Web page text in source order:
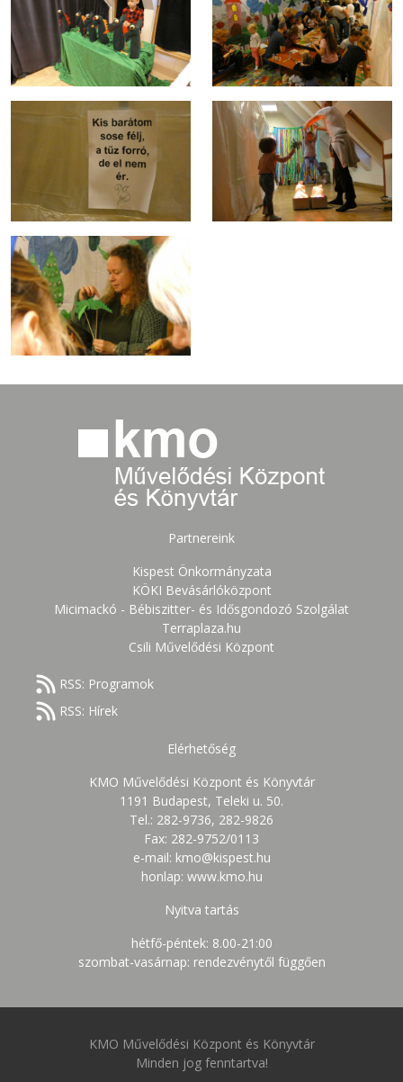
Partnereink
Kispest Önkormányzata
KÖKI Bevásárlóközpont
Micimackó - Bébiszitter- és Idősgondozó Szolgálat
Terraplaza.hu
Csili Művelődési Központ
RSS: Programok
RSS: Hírek
Elérhetőség
KMO Művelődési Központ és Könyvtár
1191 Budapest, Teleki u. 50.
Tel.: 282-9736, 282-9826
Fax: 282-9752/0113
e-mail: kmo@kispest.hu
honlap: www.kmo.hu
Nyitva tartás
hétfő-péntek: 8.00-21:00
szombat-vasárnap: rendezvénytől függően
KMO Művelődési Központ és Könyvtár
Minden jog fenntartva!